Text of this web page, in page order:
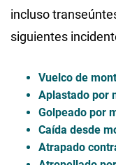
incluso
siguientes
Vuelco de
Aplastado por
Golpeado por
Caída desde
Atrapado